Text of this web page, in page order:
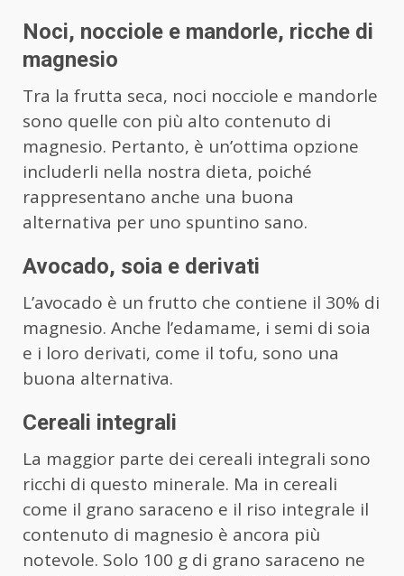
Noci, nocciole e mandorle, ricche di
magnesio
Tra la frutta seca, noci nocciole e mandorle
sono quelle con più alto contenuto di
magnesio. Pertanto, è un’ottima opzione
includerli nella nostra dieta, poiché
rappresentano anche una buona
alternativa per uno spuntino sano.
Avocado, soia e derivati
L’avocado è un frutto che contiene il 30% di
magnesio. Anche l’edamame, i semi di soia
e i loro derivati, come il tofu, sono una
buona alternativa.
Cereali integrali
La maggior parte dei cereali integrali sono
ricchi di questo minerale. Ma in cereali
come il grano saraceno e il riso integrale il
contenuto di magnesio è ancora più
notevole. Solo 100 g di grano saraceno ne